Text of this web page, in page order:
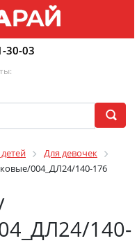
30-03
Для девочек
004_ДЛ24/140-176
140-